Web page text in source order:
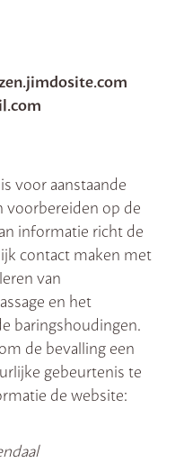
voor aanstaande
voorbereiden op de
informatie richt de
contact maken met
van
en het
baringshoudingen.
de bevalling een
gebeurtenis te
de website: